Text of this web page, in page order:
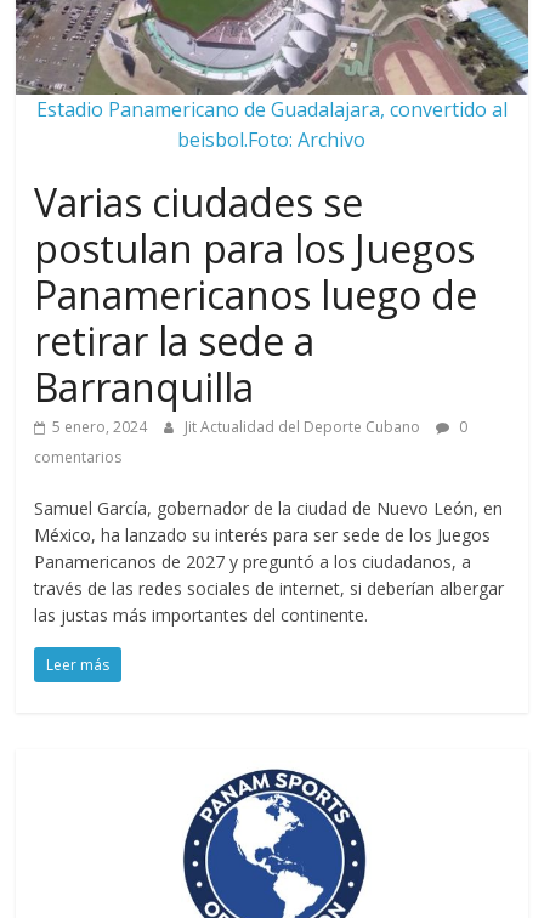
Estadio Panamericano de Guadalajara, convertido al
beisbol.Foto: Archivo
Varias ciudades se
postulan para los Juegos
Panamericanos luego de
retirar la sede a
Barranquilla
5 enero, 2024 Jit Actualidad del Deporte Cubano
0
comentarios
Samuel García, gobernador de la ciudad de Nuevo León, en
México, ha lanzado su interés para ser sede de los Juegos
Panamericanos de 2027 y preguntó a los ciudadanos, a
través de las redes sociales de internet, si deberían albergar
las justas más importantes del continente.
Leer más